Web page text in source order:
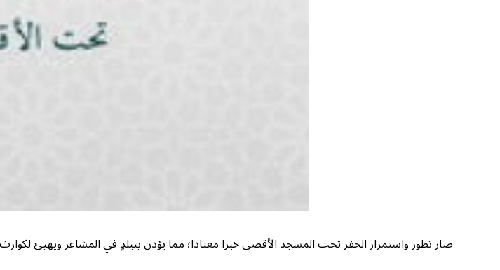
صار تطور واستمرار الحفر تحت المسجد الأقصى خبرا معتادا؛ مما يؤذن بتبلدٍ في المشاعر ويهيئ